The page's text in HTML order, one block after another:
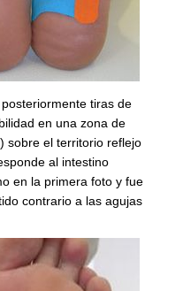
tiras de
en una zona de
sobre el territorio reflejo
al intestino
en la primera foto y fue
contrario a las agujas